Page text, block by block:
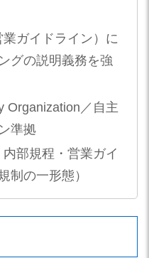
ガイドライン）に
グの説明義務を強
Organization／自主
準拠
部規程・営業ガイ
制の一形態）